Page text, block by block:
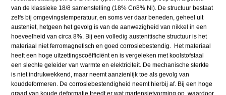
van de klassieke 18/8 samenstelling (18% Cr/8% Ni). De structuur bestaat
zelfs bij omgevingstemperatuur, en soms ver daar beneden, geheel uit
austeniet, hetgeen het gevolg is van de aanwezigheid van nikkel in een
hoeveelheid van circa 8%. Bij een volledig austenitische structuur is het
materiaal niet ferromagnetisch en goed corrosiebestendig. Het materiaal
heeft een hoge uitzettingscoëfficiënt en is vergeleken met koolstofstaal
een slechte geleider van warmte en elektriciteit. De mechanische sterkte
is niet indrukwekkend, maar neemt aanzienlijk toe als gevolg van
kouddeformeren. De corrosiebestendigheid neemt hierbij af. Bij een hoge
graad van koude deformatie treedt er wat martensietvorming op, waardoor